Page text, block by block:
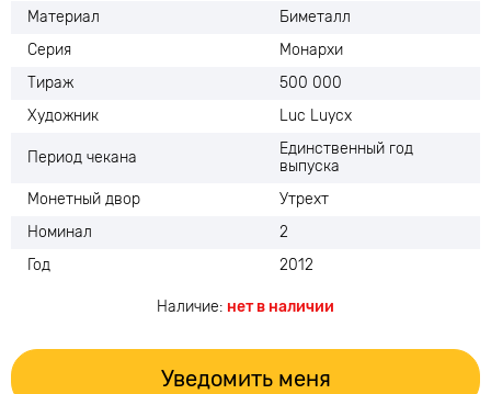
Материал
Биметалл
Серия
Монархи
Тираж
500 000
Художник
Luc Luycx
Период чекана
Единственный год
выпуска
Монетный двор
Утрехт
Номинал
2
Год
2012
Наличие: нет в наличии
Уведомить меня